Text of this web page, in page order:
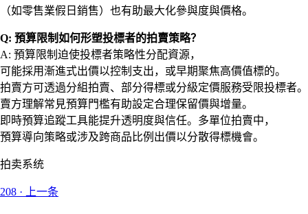
（如零售業假日銷售）也有助最大化參與度與價格。
Q: 預算限制如何形塑投標者的拍賣策略？
A: 預算限制迫使投標者策略性分配資源，
可能採用漸進式出價以控制支出，或早期聚焦高價值標的。
拍賣方可透過分組拍賣、部分得標或分級定價服務受限投標者。
賣方理解常見預算門檻有助設定合理保留價與增量。
即時預算追蹤工具能提升透明度與信任。多單位拍賣中，
預算導向策略或涉及跨商品比例出價以分散得標機會。
拍卖系统
208 · 上一条